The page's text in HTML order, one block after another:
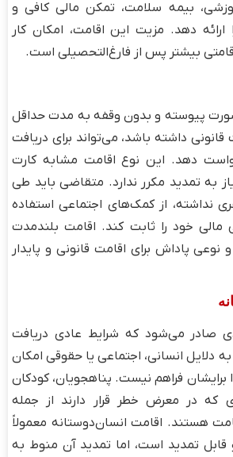
بیمه سلامت، تمکن مالی کافی و
دهد. مزیت این اقامت، امکان کار
بیشتر پس از فارغ‌التحصیلی است.
پیوسته و بدون وقفه به مدت حداقل
قانونی داشته باشد، می‌تواند برای دریافت
دهد. این نوع اقامت مشابه کارت
به تمدید مکرر ندارد. متقاضی باید طی
نداشته، از کمک‌های اجتماعی استفاده
مالی خود را ثابت کند. اقامت بلندمدت
و نوعی پاداش برای اقامت قانونی و پایدار
صادر می‌شود که شرایط عادی دریافت
به دلایل انسانی، اجتماعی یا حقوقی امکان
فراهم نیست. پناهجویان، کودکان
که در معرض خطر قرار دارند از جمله
هستند. اقامت انسان‌دوستانه معمولاً
تمدید است، اما تمدید آن منوط به